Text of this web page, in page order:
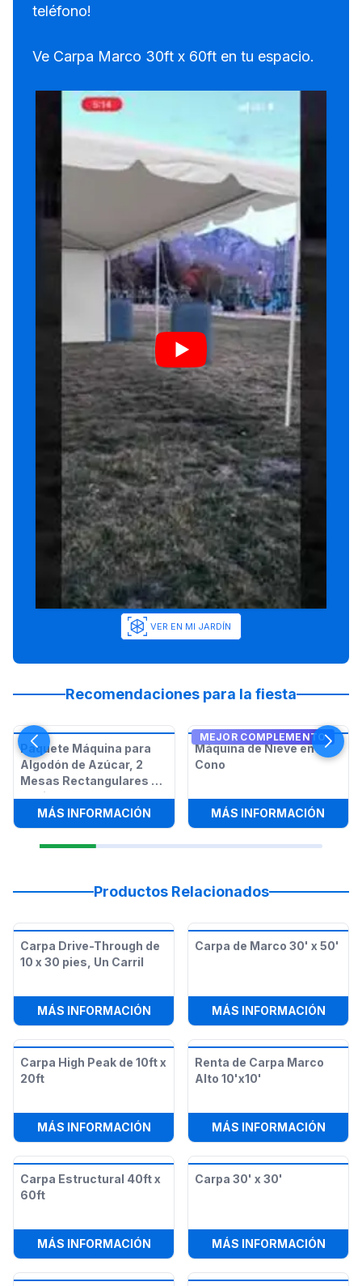
teléfono!
Ve Carpa Marco 30ft x 60ft en tu espacio.
VER EN MI JARDÍN
Recomendaciones para la fiesta
Paquete Máquina para
Algodón de Azúcar, 2
Mesas Rectangulares y
12 Sillas
MÁS INFORMACIÓN: PAQUETE MÁQUINA PARA
MEJOR COMPLEMENTO
Máquina de Nieve en
Cono
MÁS INFORMACIÓN
Productos Relacionados
Carpa Drive-Through de
10 x 30 pies, Un Carril
MÁS INFORMACIÓN: CARPA DRIVE-THROUGH DE 10 X
Carpa de Marco 30' x 50'
MÁS INFORMACIÓN:
Carpa High Peak de 10ft x
20ft
MÁS INFORMACIÓN: CARPA HIGH PEAK DE 10FT X 20FT
Renta de Carpa Marco
Alto 10'x10'
MÁS INFORMACIÓN:
Carpa Estructural 40ft x
60ft
MÁS INFORMACIÓN: CARPA ESTRUCTURAL 40FT X
Carpa 30' x 30'
MÁS INFORMACIÓN: